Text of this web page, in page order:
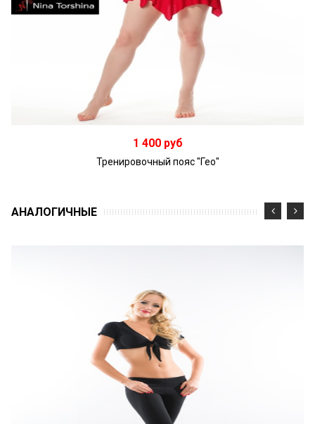
В корзину
1 400 руб
Тренировочный пояс "Гео"
АНАЛОГИЧНЫЕ